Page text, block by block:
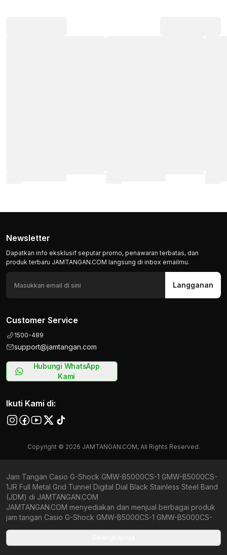
Newsletter
Dapatkan info eksklusif seputar promo, penawaran terbatas, dan
produk terbaru JAMTANGAN.COM langsung di inbox emailmu.
Langganan
Customer Service
1500-489
support@jamtangan.com
Hubungi WhatsApp
Kami
Ikuti Kami di:
Copyright © 2026 JAMTANGAN.COM, All Rights Reserved.
Jam Tangan Casio G-Shock GMW-B5000CS-1 GMW-B5000CS-
1JR Full Metal Grid Tunnel Digital Dial Black Stainless Steel Band
(JDM) di JAMTANGAN.COM
JAMTANGAN.COM menyediakan dan menjual berbagai produk
jam tangan Casio G-Shock GMW-B5000CS-1 GMW-B5000CS-
(International Warranty). Kami berkomitmen untuk memberi